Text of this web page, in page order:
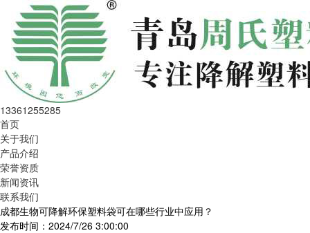
13361255285
首页
关于我们
产品介绍
荣誉资质
新闻资讯
联系我们
成都生物可降解环保塑料袋可在哪些行业中应用？
发布时间：2024/7/26 3:00:00